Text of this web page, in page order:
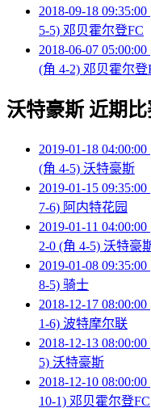
2018-09-18
5-5) 邓贝霍尔登FC
2018-06-07
(角 4-2) 邓贝霍尔登
沃特豪斯 近期比
2019-01-18
(角 4-5) 沃特豪斯
2019-01-15
7-6) 阿内特花园
2019-01-11
2-0 (角 4-5) 沃特豪
2019-01-08
8-5) 骑士
2018-12-17
1-6) 波特摩尔联
2018-12-13
5) 沃特豪斯
2018-12-10
10-1) 邓贝霍尔登FC